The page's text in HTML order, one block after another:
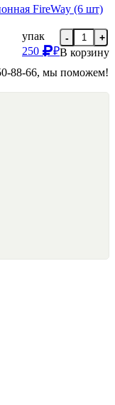
FireWay (6 шт)
упак
250
₽
- +
В корзину
88-66, мы поможем!